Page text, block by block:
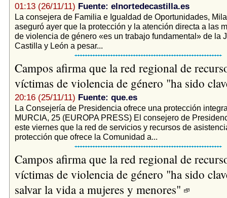
01:13 (26/11/11) Fuente: elnortedecastilla.es
La consejera de Familia e Igualdad de Oportunidades,
aseguró ayer que la protección y la atención directa a las
de violencia de género «es un trabajo fundamental» de la
Castilla y León a pesar...
Campos afirma que la red regional de
víctimas de violencia de género "ha sido
20:16 (25/11/11) Fuente: que.es
La Consejería de Presidencia ofrece una protección
MURCIA, 25 (EUROPA PRESS) El consejero de
este viernes que la red de servicios y recursos de
protección que ofrece la Comunidad a...
Campos afirma que la red regional de
víctimas de violencia de género "ha sido
salvar la vida a mujeres y menores"